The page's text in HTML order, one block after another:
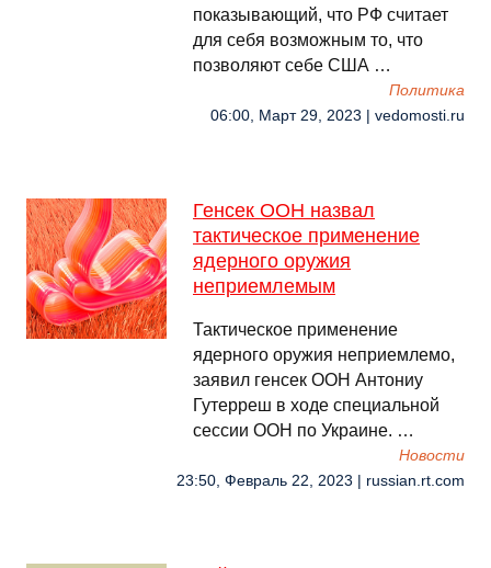
показывающий, что РФ считает
для себя возможным то, что
позволяют себе США …
Политика
06:00, Март 29, 2023 | vedomosti.ru
Генсек ООН назвал
тактическое применение
ядерного оружия
неприемлемым
Тактическое применение
ядерного оружия неприемлемо,
заявил генсек ООН Антониу
Гутерреш в ходе специальной
сессии ООН по Украине. …
Новости
23:50, Февраль 22, 2023 | russian.rt.com